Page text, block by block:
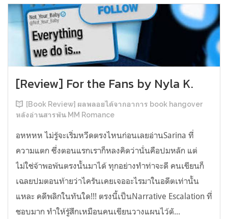
[Review] For the Fans by Nyla K.
[Book Review] ผลพลอยได้จากอาการ book hangover
หลังอ่านสารพัน MM Romance
อหหหห ไม่รู้จะเริ่มหวีดตรงไหนก่อนเลยอ่านSarina ที่
ความแตก ซึ่งตอนแรกเราก็หลงคิดว่านั่นคือปมหลัก แต่
ไม่ใช่จ้าพอพ้นตรงนั้นมาได้ ทุกอย่างทำท่าจะดี คนเขียนก็
เฉลยปมตอนท้ายว่าไครันเคยเจออะไรมาในอดีตเท่านั้น
แหละ คดีพลิกในทันใด!!! ตรงนี้เป็นNarrative Escalation ที่
ชอบมาก ทำให้รู้สึกเหมือนคนเขียนวางแผนไว้ตั...